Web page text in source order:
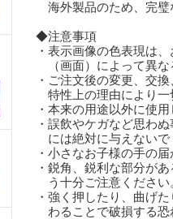
海外製品のため、完璧
◆注意事項
・表示画像の色表現は
（画面）によって異な
・ご注文後の変更、交
特性上の理由により一
・本来の用途以外に使用
・誤飲やケガなど思わ
には絶対に与えないで
・小さなお子様の手の
・鋭角、鋭利な部分が
う十分ご注意ください
・強く押したり、曲げ
わることで破損する恐